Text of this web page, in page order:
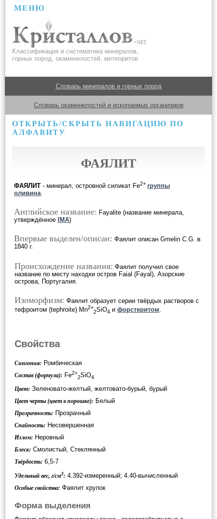
МЕНЮ
Классификация и систематика минералов,
горных пород, окаменелостей, метеоритов
Словарь минералов и горных пород
Словарь окаменелостей и ископаемых организмов
ОТКРЫТЬ/СКРЫТЬ НАВИГАЦИЮ ПО
АЛФАВИТУ
ФАЯЛИТ
ФАЯЛИТ - минерал, островной силикат Fe2+ группы
оливина.
Английское название: Fayalite (название минерала,
утверждённое
IMA)
Впервые выделен/описан: Фаялит описан Gmelin C.G. в
1840 г.
Происхождение названия: Фаялит получил свое
название по месту находки остров Faial (Fayal), Азорские
острова, Португалия.
Изоморфизм: Фаялит образует серии твёрдых растворов c
тефроитом (tephroite) Mn2+
2SiO4 и форстеритом.
Свойства
Сингония: Ромбическая
Состав (формула): Fe2+
2SiO4
Цвет: Зеленовато-желтый, желтовато-бурый, бурый
Цвет черты (цвет в порошке): Белый
Прозрачность: Прозрачный
Спайность: Несовершенная
Излом: Неровный
Блеск: Смолистый, Стеклянный
Твёрдость: 6,5-7
Удельный вес, г/см3: 4.392-измеренный; 4.40-вычисленный
Особые свойства: Фаялит хрупок
Форма выделения